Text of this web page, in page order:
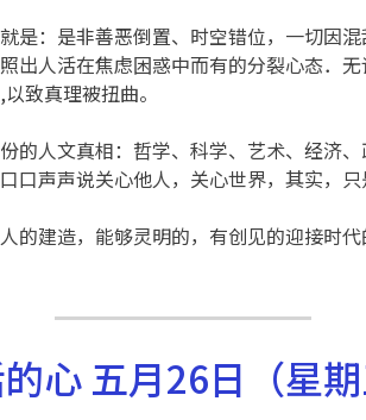
是：是非善恶倒置、时空错位，一切因
出人活在焦虑困惑中而有的分裂心态．
致真理被扭曲。
的人文真相：哲学、科学、艺术、经济
声声说关心他人，关心世界，其实，只
的建造，能够灵明的，有创见的迎接时代
心 五月26日（星期